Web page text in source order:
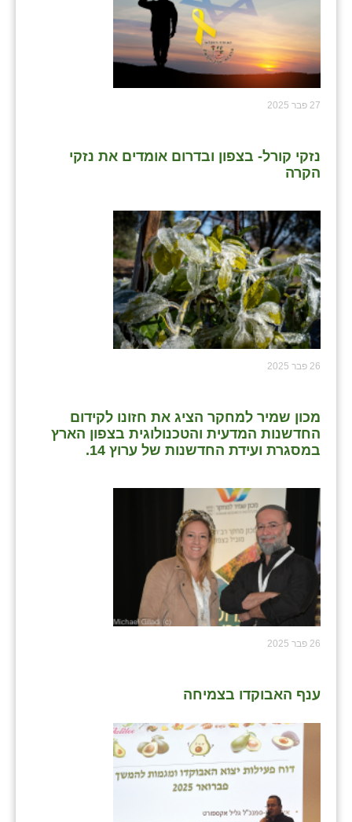
27 פבר 2025
נזקי קורל- בצפון ובדרום אומדים את נזקי
הקרה
26 פבר 2025
מכון שמיר למחקר הציג את חזונו לקידום
החדשנות המדעית והטכנולוגית בצפון הארץ
במסגרת ועידת החדשנות של ערוץ 14.
26 פבר 2025
ענף האבוקדו בצמיחה